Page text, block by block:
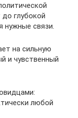
глубокой
нужные связи.
на сильную
и чувственный
любой